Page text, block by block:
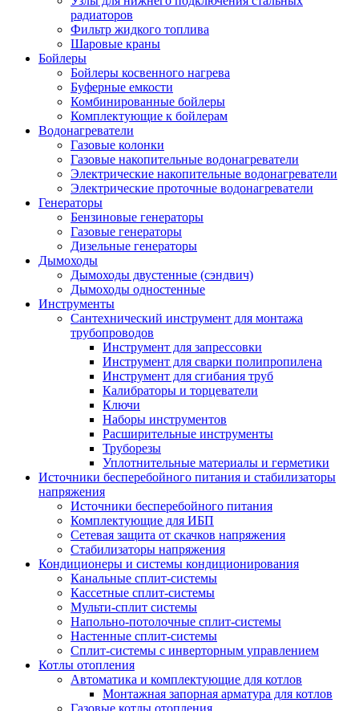
радиаторов
Фильтр жидкого топлива
Шаровые краны
Бойлеры
Бойлеры косвенного нагрева
Буферные емкости
Комбинированные бойлеры
Комплектующие к бойлерам
Водонагреватели
Газовые колонки
Газовые накопительные водонагреватели
Электрические накопительные водонагреватели
Электрические проточные водонагреватели
Генераторы
Бензиновые генераторы
Газовые генераторы
Дизельные генераторы
Дымоходы
Дымоходы двустенные (сэндвич)
Дымоходы одностенные
Инструменты
Сантехнический инструмент для монтажа
трубопроводов
Инструмент для запрессовки
Инструмент для сварки полипропилена
Инструмент для сгибания труб
Калибраторы и торцеватели
Ключи
Наборы инструментов
Расширительные инструменты
Труборезы
Уплотнительные материалы и герметики
Источники бесперебойного питания и стабилизаторы
напряжения
Источники бесперебойного питания
Комплектующие для ИБП
Сетевая защита от скачков напряжения
Стабилизаторы напряжения
Кондиционеры и системы кондиционирования
Канальные сплит-системы
Кассетные сплит-системы
Мульти-сплит системы
Напольно-потолочные сплит-системы
Настенные сплит-системы
Сплит-системы с инверторным управлением
Котлы отопления
Автоматика и комплектующие для котлов
Монтажная запорная арматура для котлов
Газовые котлы отопления